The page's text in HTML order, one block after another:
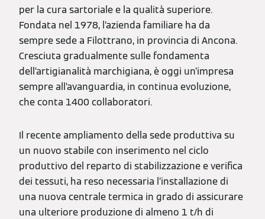
per la cura sartoriale e la qualità superiore.
Fondata nel 1978, l’azienda familiare ha da
sempre sede a Filottrano, in provincia di Ancona.
Cresciuta gradualmente sulle fondamenta
dell’artigianalità marchigiana, è oggi un’impresa
sempre all’avanguardia, in continua evoluzione,
che conta 1400 collaboratori.
Il recente ampliamento della sede produttiva su
un nuovo stabile con inserimento nel ciclo
produttivo del reparto di stabilizzazione e verifica
dei tessuti, ha reso necessaria l’installazione di
una nuova centrale termica in grado di assicurare
una ulteriore produzione di almeno 1 t/h di